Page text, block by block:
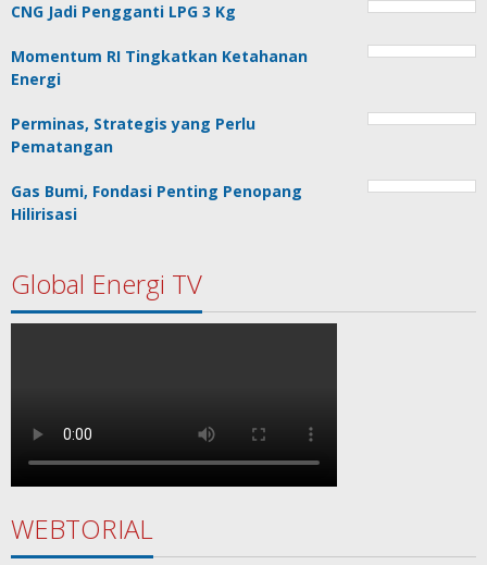
CNG Jadi Pengganti LPG 3 Kg
Momentum RI Tingkatkan Ketahanan
Energi
Perminas, Strategis yang Perlu
Pematangan
Gas Bumi, Fondasi Penting Penopang
Hilirisasi
Global Energi TV
WEBTORIAL